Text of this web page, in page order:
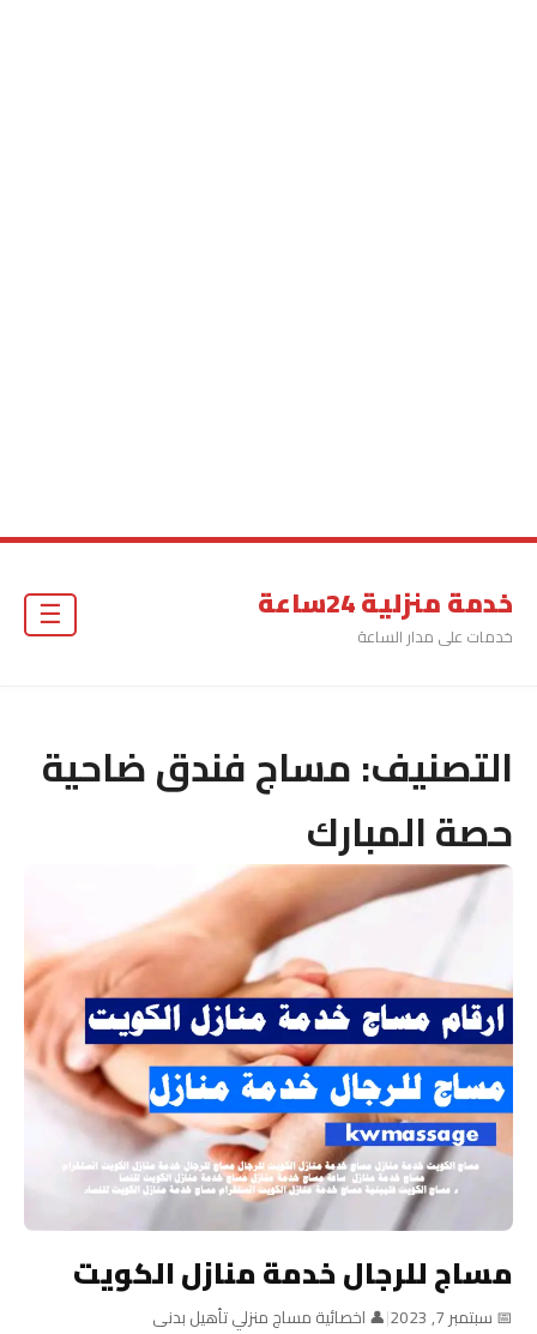
خدمة منزلية 24ساعة
خدمات على مدار الساعة
☰
التصنيف:مساج فندق ضاحية
حصة المبارك
مساج للرجال خدمة منازل الكويت
📅 سبتمبر 7, 2023 |👤 اخصائية مساج منزلي تأهيل بدنى